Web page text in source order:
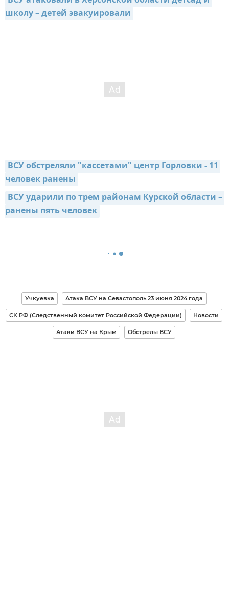
школу – детей эвакуировали
ВСУ обстреляли "кассетами" центр Горловки - 11
человек ранены
ВСУ ударили по трем районам Курской области –
ранены пять человек
Учкуевка Атака ВСУ на Севастополь 23 июня 2024 года
СК РФ (Следственный комитет Российской Федерации) Новости
Атаки ВСУ на Крым Обстрелы ВСУ